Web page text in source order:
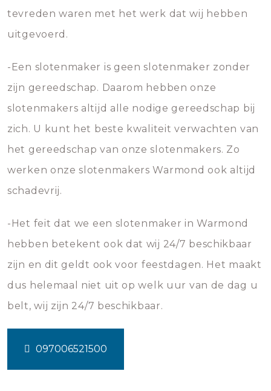
tevreden waren met het werk dat wij hebben
uitgevoerd.
-Een slotenmaker is geen slotenmaker zonder
zijn gereedschap. Daarom hebben onze
slotenmakers altijd alle nodige gereedschap bij
zich. U kunt het beste kwaliteit verwachten van
het gereedschap van onze slotenmakers. Zo
werken onze slotenmakers Warmond ook altijd
schadevrij.
-Het feit dat we een slotenmaker in Warmond
hebben betekent ook dat wij 24/7 beschikbaar
zijn en dit geldt ook voor feestdagen. Het maakt
dus helemaal niet uit op welk uur van de dag u
belt, wij zijn 24/7 beschikbaar.
097006521500